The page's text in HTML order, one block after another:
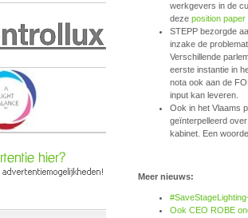
werkgevers in de
deze position paper
STEPP bezorgde
inzake de
Verschillende
eerste instantie in
nota ook aan de
input kan leveren.
Ook in het Vlaams
geïnterpelleerd
kabinet. Een
Meer nieuws:
Ook CEO ROBE